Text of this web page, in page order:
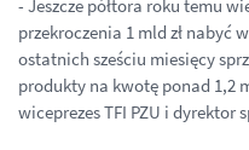
- Jeszcze półtora roku temu
przekroczenia 1 mld zł nabyć
ostatnich sześciu miesięcy
produkty na kwotę ponad 1,2
wiceprezes TFI PZU i dyrektor